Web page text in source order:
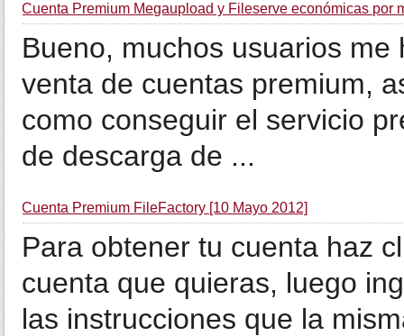
Cuenta Premium Megaupload y Fileserve económicas por
Bueno, muchos usuarios
venta de cuentas premium,
como conseguir el servicio
de descarga de ...
Cuenta Premium FileFactory [10 Mayo 2012]
Para obtener tu cuenta haz
cuenta que quieras, luego
las instrucciones que la